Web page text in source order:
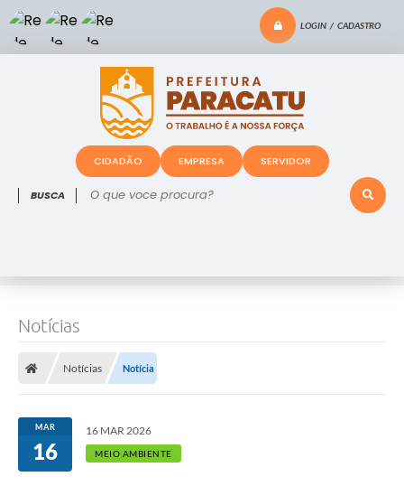
LOGIN / CADASTRO
O que voce procura?
CIDADÃO EMPRESA SERVIDOR
Notícias
Notícias Notícia
MAR
16
16 MAR 2026
MEIO AMBIENTE